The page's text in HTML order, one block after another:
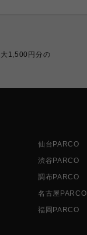
1,500円分の
仙台PARCO
渋谷PARCO
調布PARCO
名古屋PARCO
福岡PARCO